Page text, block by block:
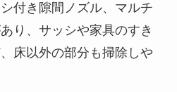
付き隙間ノズル、マルチ
り、サッシや家具のすき
床以外の部分も掃除しや